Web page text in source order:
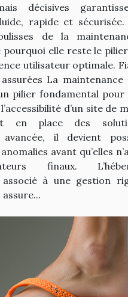
décisives
rapide et sécurisée.
de la
elle reste le
utilisateur optimale.
La maintenance
pilier fondamental
d’un site de
en place des
avancée, il devient
avant qu’elles
finaux.
à une gestion